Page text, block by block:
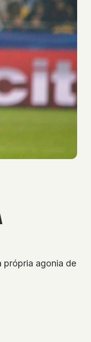
própria agonia de